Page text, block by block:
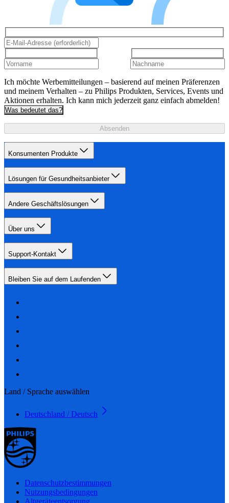
Ich möchte Werbemitteilungen – basierend auf meinen Präferenzen
und meinem Verhalten – zu Philips Produkten, Services, Events und
Aktionen erhalten. Ich kann mich jederzeit ganz einfach abmelden!
Was bedeutet das?
Absenden
Konsumenten Produkte
Lösungen für Gesundheitsanbieter
Andere Geschäftslösungen
Über uns
Support-Kontakt
Bleiben Sie auf dem Laufenden
Land / Sprache auswählen
Deutschland / Deutsch
Datenschutzbestimmungen
Nutzungsbedingungen
Altgeräteentsorgung